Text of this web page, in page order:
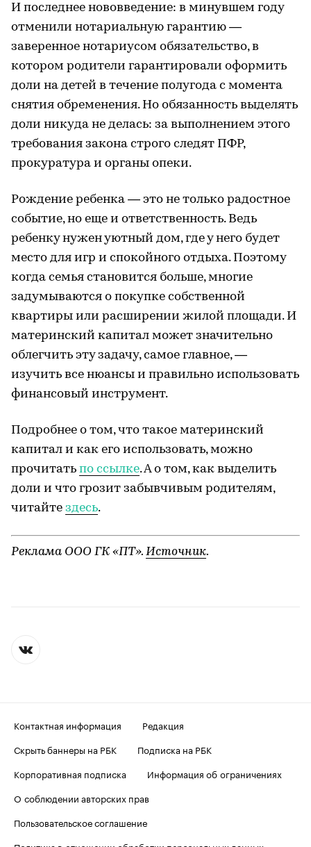
И последнее нововведение: в минувшем году
отменили нотариальную гарантию —
заверенное нотариусом обязательство, в
котором родители гарантировали оформить
доли на детей в течение полугода с момента
снятия обременения. Но обязанность выделять
доли никуда не делась: за выполнением этого
требования закона строго следят ПФР,
прокуратура и органы опеки.
Рождение ребенка — это не только радостное
событие, но еще и ответственность. Ведь
ребенку нужен уютный дом, где у него будет
место для игр и спокойного отдыха. Поэтому
когда семья становится больше, многие
задумываются о покупке собственной
квартиры или расширении жилой площади. И
материнский капитал может значительно
облегчить эту задачу, самое главное, —
изучить все нюансы и правильно использовать
финансовый инструмент.
Подробнее о том, что такое материнский
капитал и как его использовать, можно
прочитать по ссылке. А о том, как выделить
доли и что грозит забывчивым родителям,
читайте здесь.
Реклама ООО ГК «ПТ». Источник.
Контактная информация
Редакция
Скрыть баннеры на РБК
Подписка на РБК
Корпоративная подписка
Информация об ограничениях
О соблюдении авторских прав
Пользовательское соглашение